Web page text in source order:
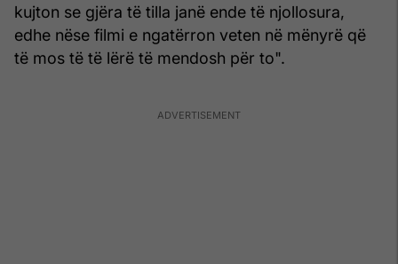
kujton se gjëra të tilla janë ende të njollosura,
edhe nëse filmi e ngatërron veten në mënyrë që
të mos të të lërë të mendosh për to".